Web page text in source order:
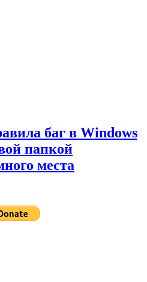
баг в Windows
папкой
места